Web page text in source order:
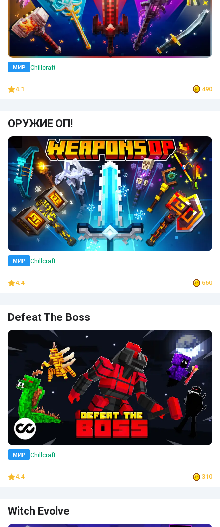
МИР Chillcraft
4.1 490
ОРУЖИЕ ОП!
МИР Chillcraft
4.4 660
Defeat The Boss
МИР Chillcraft
4.4 310
Witch Evolve